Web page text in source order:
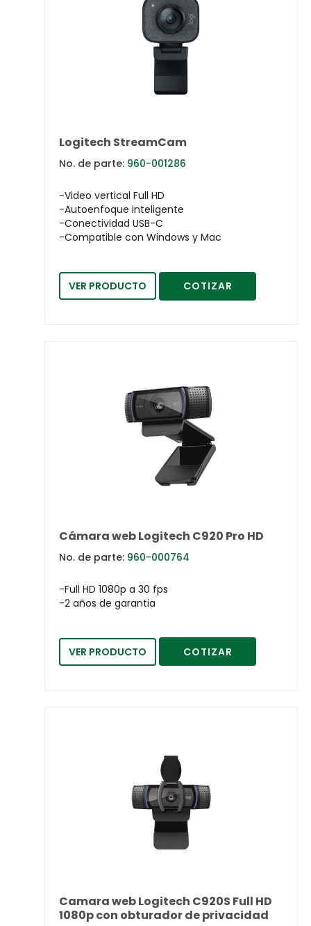
Logitech StreamCam
No. de parte: 960-001286
-Video vertical Full HD
-Autoenfoque inteligente
-Conectividad USB-C
-Compatible con Windows y Mac
VER PRODUCTO COTIZAR
Cámara web Logitech C920 Pro HD
No. de parte: 960-000764
-Full HD 1080p a 30 fps
-2 años de garantia
VER PRODUCTO COTIZAR
Camara web Logitech C920S Full HD
1080p con obturador de privacidad